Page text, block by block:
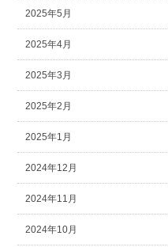
2025年5月
2025年4月
2025年3月
2025年2月
2025年1月
2024年12月
2024年11月
2024年10月